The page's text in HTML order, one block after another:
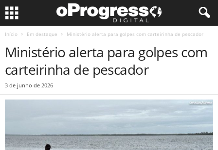
Início Em destaque Ministério alerta para golpes com carteirinha de pescador
Ministério alerta para golpes com
carteirinha de pescador
3 de junho de 2026